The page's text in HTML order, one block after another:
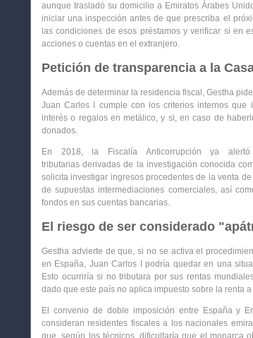
aunque trasladó su domicilio a Emiratos Árabes
iniciar una inspección antes de que prescriba el
las condiciones de esos préstamos y verificar si en
acciones o cuentas en el extranjero.
Petición de transparencia a la
Además de determinar la residencia fiscal, Gestha
Juan Carlos I
cumple con los criterios internos que
interés o regalos en metálico, y si, en caso de
donados.
En 2018, la Fiscalía Anticorrupción ya
tributarias derivadas de la investigación conocida
solicita investigar ingresos procedentes de la venta
de supuestas intermediaciones comerciales, así
fondos en sus cuentas bancarias.
El riesgo de ser considerado
Gestha advierte de que, si no se activa el
en España, Juan Carlos I podría quedar en una
Esto ocurriría si no tributara por sus rentas
dado que este país no aplica impuesto sobre la renta
El convenio de doble imposición entre España y
consideran residentes fiscales a los nacionales
que, según los técnicos, dificultaría que el monarca